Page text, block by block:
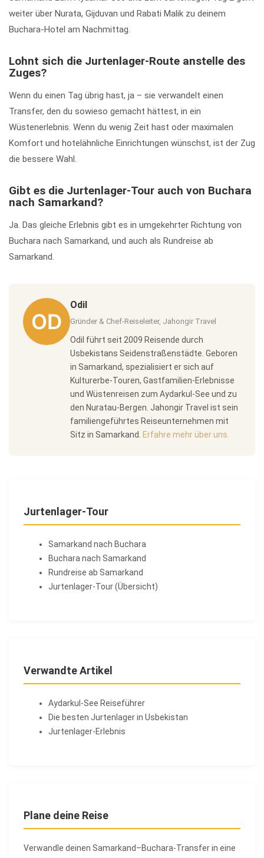
weiter über Nurata, Gijduvan und Rabati Malik zu deinem
Buchara-Hotel am Nachmittag.
Lohnt sich die Jurtenlager-Route anstelle des
Zuges?
Wenn du einen Tag übrig hast, ja – sie verwandelt einen
Transfer, den du sowieso gemacht hättest, in ein
Wüstenerlebnis. Wenn du wenig Zeit hast oder maximalen
Komfort und hotelähnliche Einrichtungen wünschst, ist der Zug
die bessere Wahl.
Gibt es die Jurtenlager-Tour auch von Buchara
nach Samarkand?
Ja. Das gleiche Erlebnis gibt es in umgekehrter Richtung von
Buchara nach Samarkand, und auch als Rundreise ab
Samarkand.
Odil
Gründer & Chef-Reiseleiter, Jahongir Travel
Odil führt seit 2009 Reisende durch
Usbekistans Seidenstraßenstädte. Geboren
in Samarkand, spezialisiert er sich auf
Kulturerbe-Touren, Gastfamilien-Erlebnisse
und Wüstenreisen zum Aydarkul-See und zu
den Nuratau-Bergen. Jahongir Travel ist sein
familiengeführtes Reiseunternehmen mit
Sitz in Samarkand.
Erfahre mehr über uns.
Jurtenlager-Tour
Samarkand nach Buchara
Buchara nach Samarkand
Rundreise ab Samarkand
Jurtenlager-Tour (Übersicht)
Verwandte Artikel
Aydarkul-See Reiseführer
Die besten Jurtenlager in Usbekistan
Jurtenlager-Erlebnis
Plane deine Reise
Verwandle deinen Samarkand–Buchara-Transfer in eine